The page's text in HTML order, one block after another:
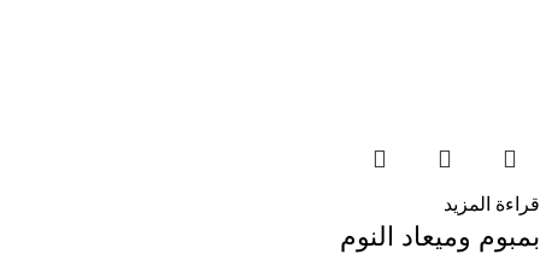
قراءة المزيد
بمبوم وميعاد النوم